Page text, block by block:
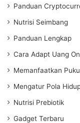
Panduan
Nutrisi Seimbang
Panduan Lengkap
Cara Adapt Uang
Memanfaatkan
Mengatur Pola
Nutrisi Prebiotik
Gadget Terbaru